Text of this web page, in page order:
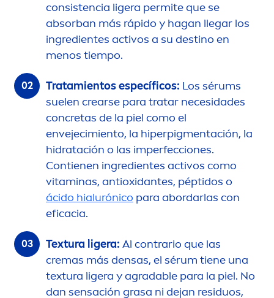
consistencia ligera permite que se
absorban más rápido y hagan llegar los
ingredientes activos a su destino en
menos tiempo.
Tratamientos específicos: Los sérums
suelen crearse para tratar necesidades
concretas de la piel como el
envejecimiento, la hiperpigmentación, la
hidratación o las imperfecciones.
Contienen ingredientes activos como
vitaminas, antioxidantes, péptidos o
ácido hialurónico para abordarlas con
eficacia.
Textura ligera: Al contrario que las
cremas más densas, el sérum tiene una
textura ligera y agradable para la piel. No
dan sensación grasa ni dejan residuos,